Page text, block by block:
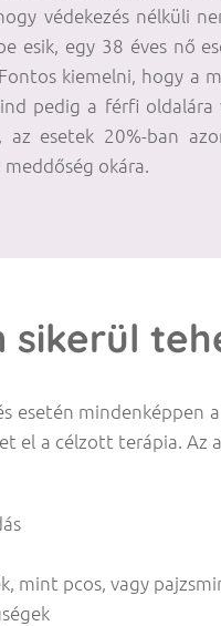
védekezés nélküli
esik, egy 38 éves nő
kiemelni, hogy a
pedig a férfi oldalára
az esetek 20%-ban
meddőség okára.
sikerül
esetén mindenképpen
el a célzott terápia. Az
mint pcos, vagy